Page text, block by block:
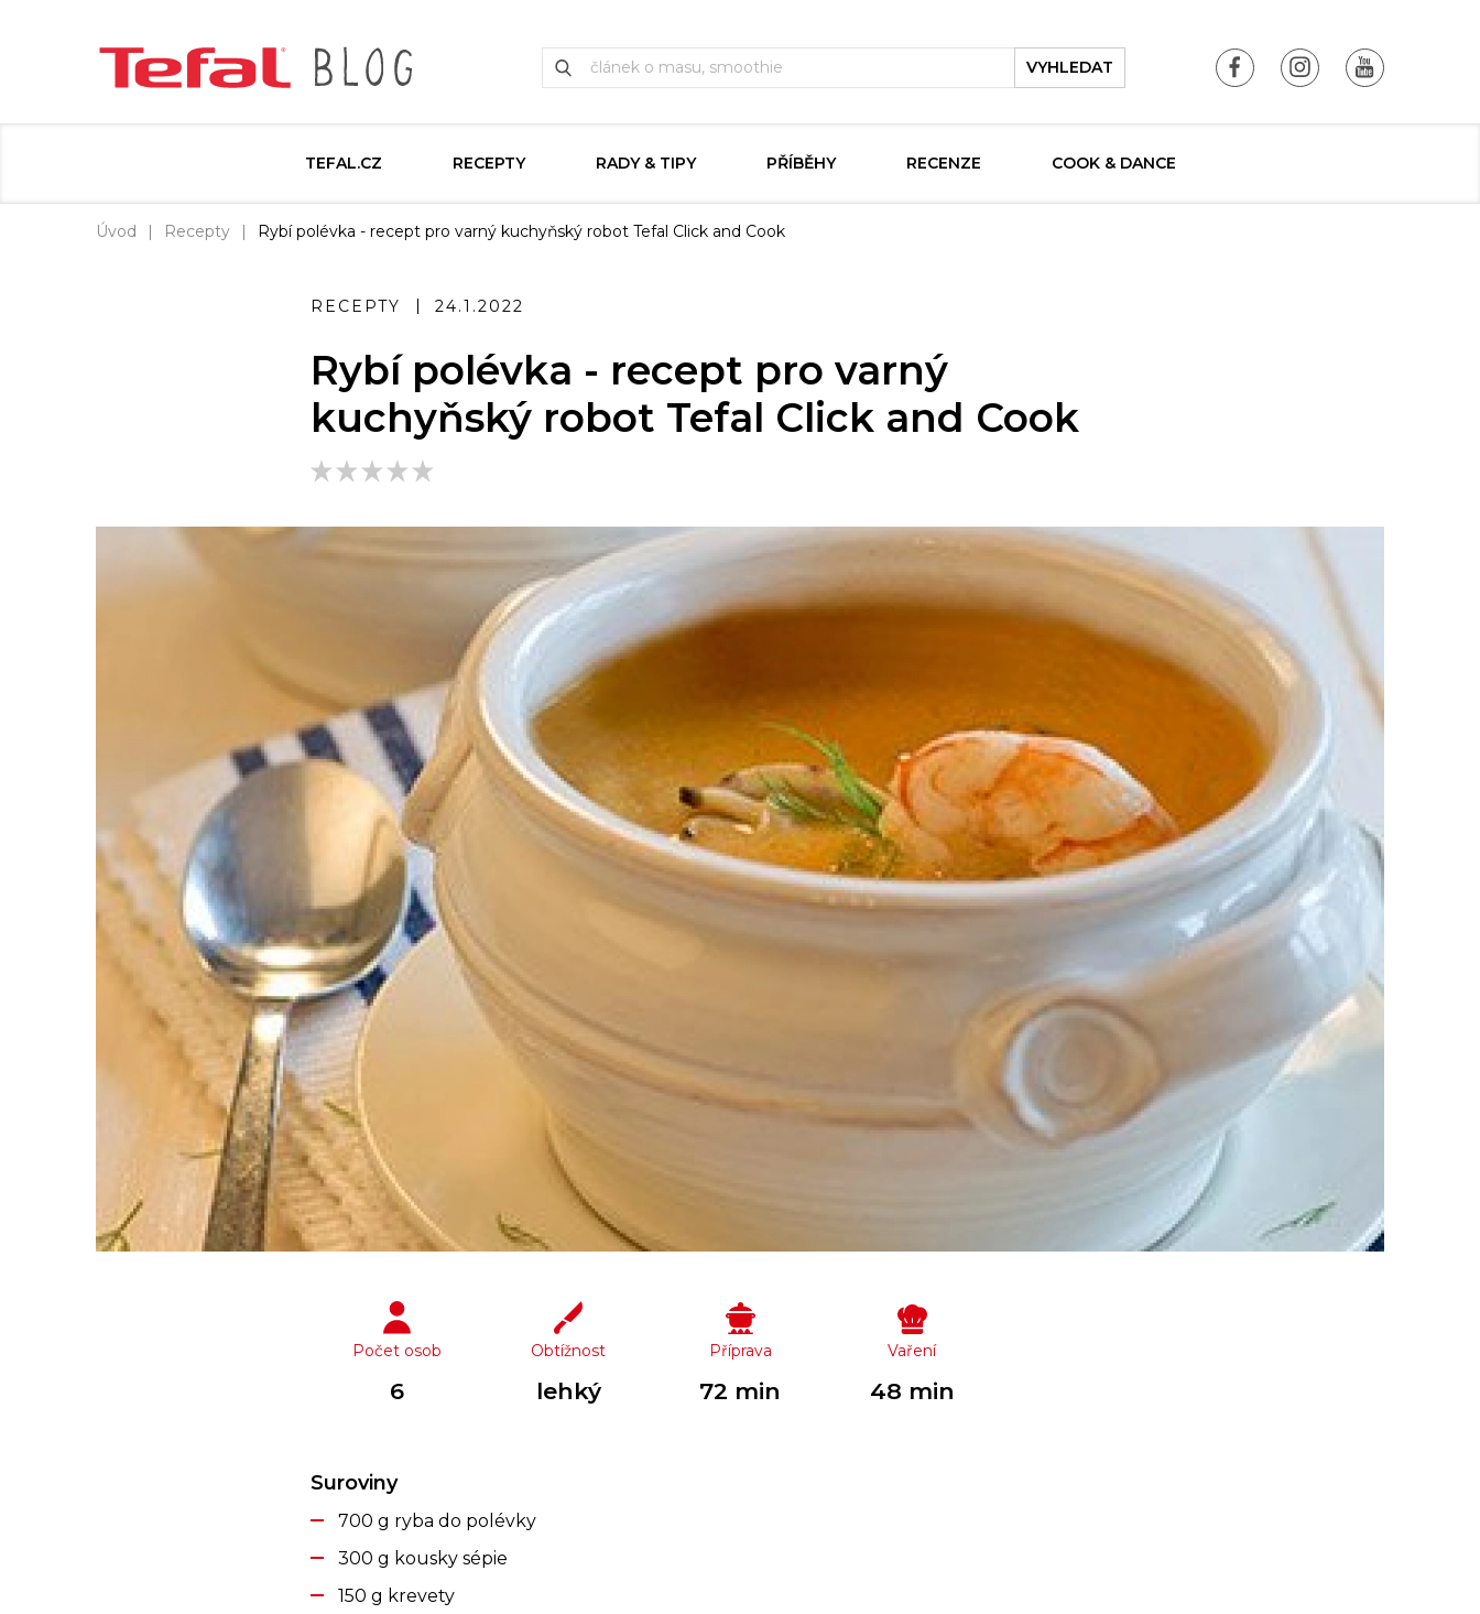
VYHLEDAT
TEFAL.CZ RECEPTY RADY & TIPY PŘÍBĚHY RECENZE COOK & DANCE
Úvod Recepty Rybí polévka - recept pro varný kuchyňský robot Tefal Click and Cook
RECEPTY 24.1.2022
Rybí polévka - recept pro varný
kuchyňský robot Tefal Click and Cook
Počet osob
6
Obtížnost
lehký
Příprava
72 min
Vaření
48 min
Suroviny
700 g ryba do polévky
300 g kousky sépie
150 g krevety